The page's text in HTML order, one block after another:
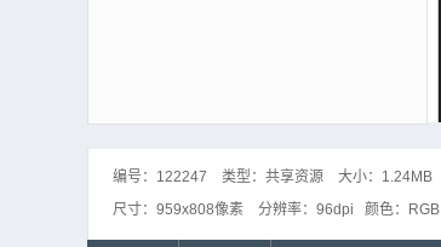
编号： 122247 类型： 共享资源 大小： 1.24MB
尺寸： 959x808像素 分辨率： 96dpi 颜色： RGB